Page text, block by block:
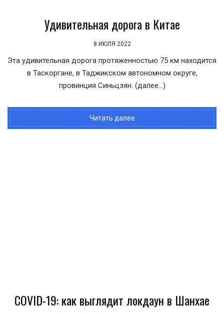
Удивительная дорога в Китае
8 ИЮЛЯ 2022
Эта удивительная дорога протяженностью 75 км находится
в Таскоргане, в Таджикском автономном округе,
провинция Синьцзян. (далее…)
Читать далее
COVID-19: как выглядит локдаун в Шанхае